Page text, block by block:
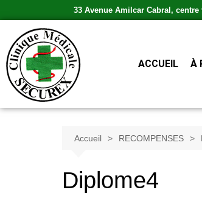
33 Avenue Amilcar Cabral,
ACCUEIL À
Accueil RECOMPENSES
Diplome4